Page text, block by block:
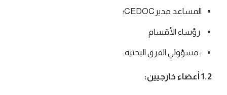
المساعد مديرCEDOC؛
رؤساء الأقسام
؛ مسؤولي الفرق البحثية.
1.2 أعضاء خارجيين: